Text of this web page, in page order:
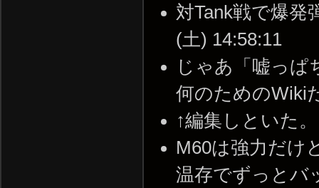
対Tank戦で爆発
(土) 14:58:11
じゃあ「嘘っ
何のためのWiki
↑編集しといた
M60は強力だけ
温存でずっと